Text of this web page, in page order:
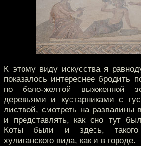
К этому виду искусства я
показалось интереснее бродить
по бело-желтой выжженной
деревьями и кустарниками с
листвой, смотреть на развалины
и представлять, как оно тут
Коты были и здесь,
хулиганского вида, как и в городе.